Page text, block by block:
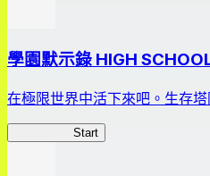
學園默示錄 HIGH
在極限世界中活下來吧。生存塔
Start